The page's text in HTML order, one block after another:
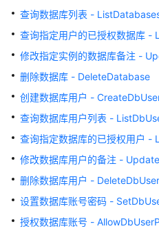
计
费
说
明
快
速
入
门
内
核
介
绍
查询数据库列表 -
查询指定用户的已授权数据库
修改指定实例的数据库备注 -
删除数据库 - DeleteDatabase
创建数据库用户 -
查询数据库用户列表 -
查询指定数据库的已授权用户 -
修改数据库用户的备注 -
删除数据库用户 - DeleteDbUser
设置数据库账号密码 -
授权数据库账号 -